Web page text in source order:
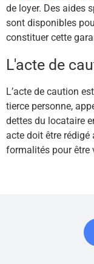
de loyer. Des aides
sont disponibles
constituer cette
L'acte de
L’acte de caution
tierce personne,
dettes du locataire
acte doit être rédigé
formalités pour être